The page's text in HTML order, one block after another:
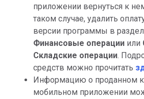
приложении вернуться к
таком случае, удалить
версии программы в
Финансовые операции или
Складские операции.
средств можно прочитать
Информацию о проданном
мобильном приложении